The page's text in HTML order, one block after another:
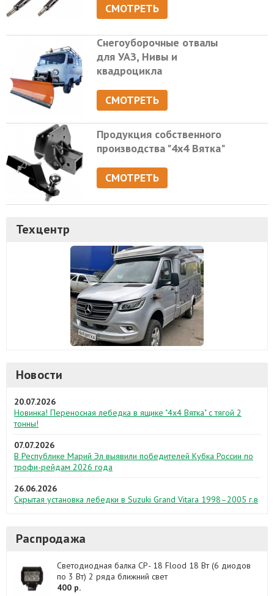
СМОТРЕТЬ
Снегоуборочные отвалы
для УАЗ, Нивы и
квадроцикла
СМОТРЕТЬ
Продукция собственного
производства "4х4 Вятка"
СМОТРЕТЬ
Техцентр
Новости
20.07.2026
Новинка! Переносная лебедка в ящике "4х4 Вятка" с тягой 2
тонны!
07.07.2026
В Республике Марий Эл выявили победителей Кубка России по
трофи-рейдам 2026 года
26.06.2026
Скрытая установка лебедки в Suzuki Grand Vitara 1998–2005 г.в
Распродажа
Светодиодная балка CP- 18 Flood 18 Вт (6 диодов
по 3 Вт) 2 ряда ближний свет
400 р.